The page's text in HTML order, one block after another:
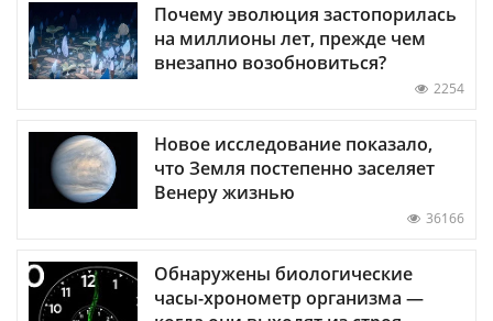
Почему эволюция застопорилась
на миллионы лет, прежде чем
внезапно возобновиться?
2254
Новое исследование показало,
что Земля постепенно заселяет
Венеру жизнью
36166
Обнаружены биологические
часы-хронометр организма —